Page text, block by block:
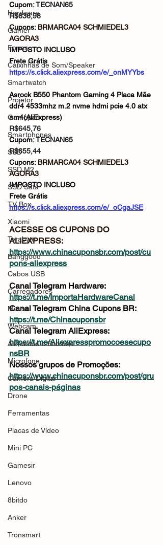
Hardware
Gamer
Fones
Caixinhas de Som/Speaker
Smartwatch
Projetor
Gamepad
Smartphones
SSD
SSD M2
SSD Sata
TV Box
Xiaomi
Terabyte
Banggood
Cabos USB
Carregadores
Mouse
Webcam
Alimentos e Bebidas
Microfone
Câmera Digital
Drone
Ferramentas
Placas de Vídeo
Mini PC
Gamesir
Lenovo
8bitdo
Anker
Tronsmart
Cupom: TECNAN65
R$636,98
Cupons: BRMARCA04 SCHMIEDEL3
AGORA3
IMPOSTO INCLUSO
Frete Grátis
https://s.click.aliexpress.com/e/_onMYYbs
Asrock B550 Phantom Gaming 4 Placa Mãe
ddr4 4533mhz m.2 nvme hdmi pcie 4.0 atx
am4(AliExpress)
R$645,76
Cupom: TECNAN65
R$655,44
Cupons: BRMARCA04 SCHMIEDEL3
AGORA3
IMPOSTO INCLUSO
Frete Grátis
https://s.click.aliexpress.com/e/_oCgaJSE
ACESSE OS CUPONS DO
ALIEXPRESS:
https://www.chinacuponsbr.com/post/cu
pons-aliexpress
Canal Telegram Hardware:
https://t.me/ImportaHardwareCanal
Canal Telegram China Cupons BR:
https://t.me/Chinacuponsbr
Canal Telegram AliExpress:
https://t.me/Aliexpresspromocoesecupo
nsBR
Nossos grupos de Promoções:
https://www.chinacuponsbr.com/post/gru
pos-canais-páginas